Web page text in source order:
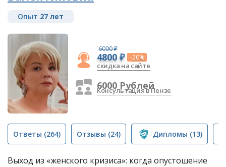
Опыт 27 лет
6000 ₽
4800 ₽ -20%
скидка на сайте
6000 Рублей
Консультация в Пензе
Ответы (264) Отзывы (24) Дипломы (13)
Выход из «женского кризиса»: когда опустошение